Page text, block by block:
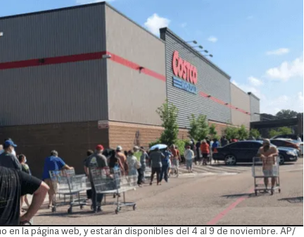
la página web, y estarán disponibles del 4 al 9 de noviembre. AP/